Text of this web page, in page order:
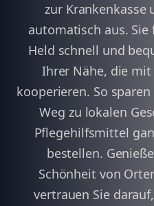
zur Krankenkasse
automatisch aus.
Held schnell und
Ihrer Nähe, die
kooperieren. So
Weg zu lokalen
Pflegehilfsmittel
bestellen.
Schönheit von
vertrauen Sie